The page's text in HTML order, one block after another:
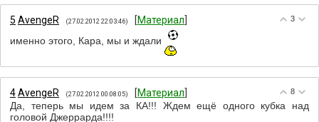
3
5 АvengeR (27.02.2012 22:03:46) [Материал
именно этого, Кара, мы и ждали
8
4АvengeR (27.02.2012 00:08:05) [Материал
Да, теперь мы идем за КА!!! Ждем ещё одного кубка над
головой Джеррарда!!!!